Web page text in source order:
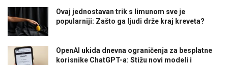
Ovaj jednostavan trik s limunom sve je
popularniji: Zašto ga ljudi drže kraj kreveta?
OpenAI ukida dnevna ograničenja za besplatne
korisnike ChatGPT-a: Stižu novi modeli i